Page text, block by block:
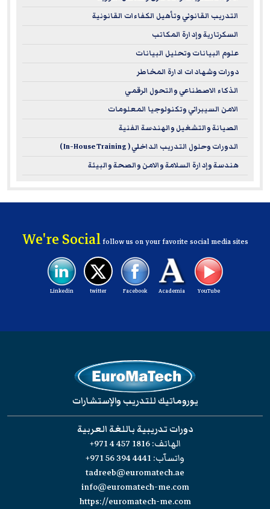
Career Advancement:Our ILM courses arm you with
the know-how to manage teams, drive performance,
and make sharp business decisions.
Flexible Learning and Practical Application:The focus
is on real-world application, so you can put your new
leadership skills to work right away.
These courses are perfect if you're ready to sharpen your
strategic leadership skills and make a significant impact in
your organization.
التدريب القانوني وتأهيل الكفاءات القانونية
السكرتارية وإدارة المكاتب
علوم البيانات وتحليل البيانات
دورات وشهادات ادارة المخاطر
الذكاء الاصطناعي والتحول الرقمي
الامن السيبراني وتكنولوجيا المعلومات
الصيانة والتشغيل والهندسة الفنية
الدورات وحلول التدريب الداخلي ( In-House Training )
هندسة وإدارة السلامة والامن والصحة والبيئة
We're Socialfollow us on your favorite social media sites
YouTube
Academia
Facebook
twitter
Linkedin
يوروماتيك للتدريب والإستشارات
دورات تدريبية باللغة العربية
الهاتف:+971 4 457 1816
واتسآب:+971 56 394 4441
tadreeb@euromatech.ae
info@euromatech-me.com
https://euromatech-me.com